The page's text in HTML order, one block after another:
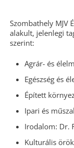
Szombathely MJV
alakult, jelenlegi
szerint:
Agrár- és
Egészség és
Épített
Ipari és
Irodalom: Dr.
Kulturális